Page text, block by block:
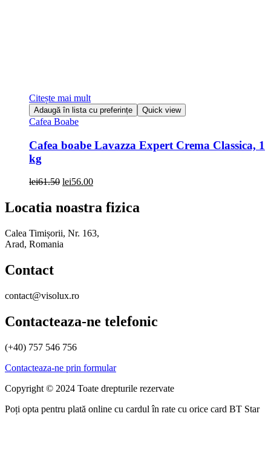
Citește mai mult
Adaugă în lista cu preferințe Quick view
Cafea Boabe
Cafea boabe Lavazza Expert Crema Classica, 1
kg
lei61.50 Prețul
a
fost:
lei56.00Prețul
este:
lei56.00.
Locatia noastra fizica
Calea Timișorii, Nr. 163,
Arad, Romania
Contact
contact@visolux.ro
Contacteaza-ne telefonic
(+40) 757 546 756
Contacteaza-ne prin formular
Copyright © 2024 Toate drepturile rezervate
Poți opta pentru plată online cu cardul în rate cu orice card BT Star